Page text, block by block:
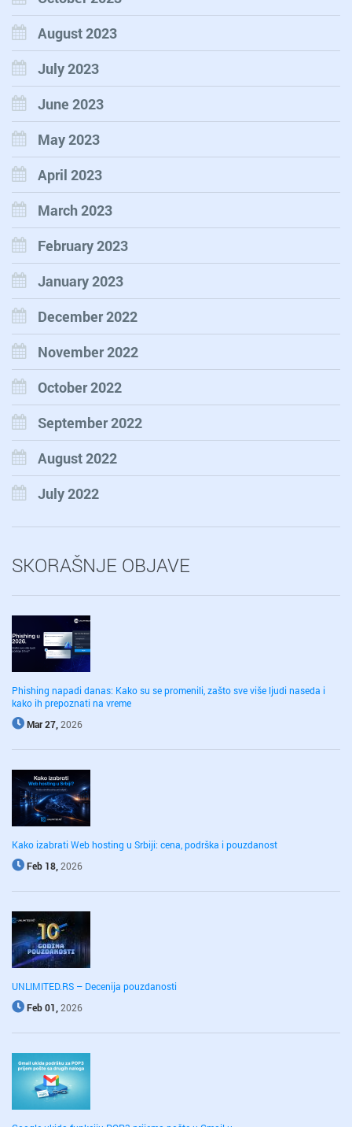
August 2023
July 2023
June 2023
May 2023
April 2023
March 2023
February 2023
January 2023
December 2022
November 2022
October 2022
September 2022
August 2022
July 2022
SKORAŠNJE OBJAVE
Phishing napadi danas: Kako su se promenili, zašto sve više ljudi naseda i
kako ih prepoznati na vreme
Mar 27, 2026
Kako izabrati Web hosting u Srbiji: cena, podrška i pouzdanost
Feb 18, 2026
UNLIMITED.RS – Decenija pouzdanosti
Feb 01, 2026